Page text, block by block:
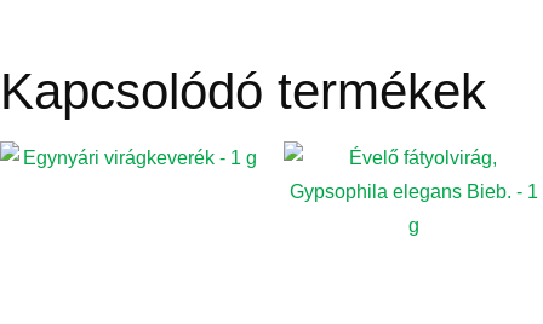
Kapcsolódó termékek